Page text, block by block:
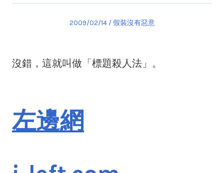
Posted
2009/02/14
Posted
假裝沒有惡意
沒錯，這就叫做「標題殺人法」。
左邊網